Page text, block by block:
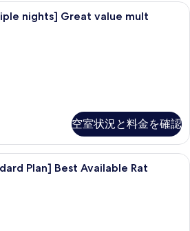
nights] Great value mult
空室状況と料金を確認
Plan] Best Available Rat